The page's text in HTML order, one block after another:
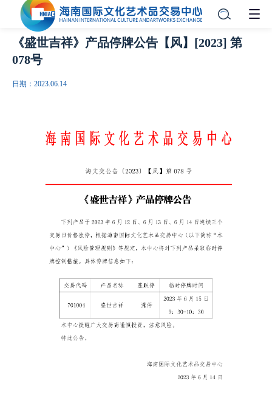
《盛世吉祥》产品停牌公告【风】[2023] 第
078号
日期：2023.06.14